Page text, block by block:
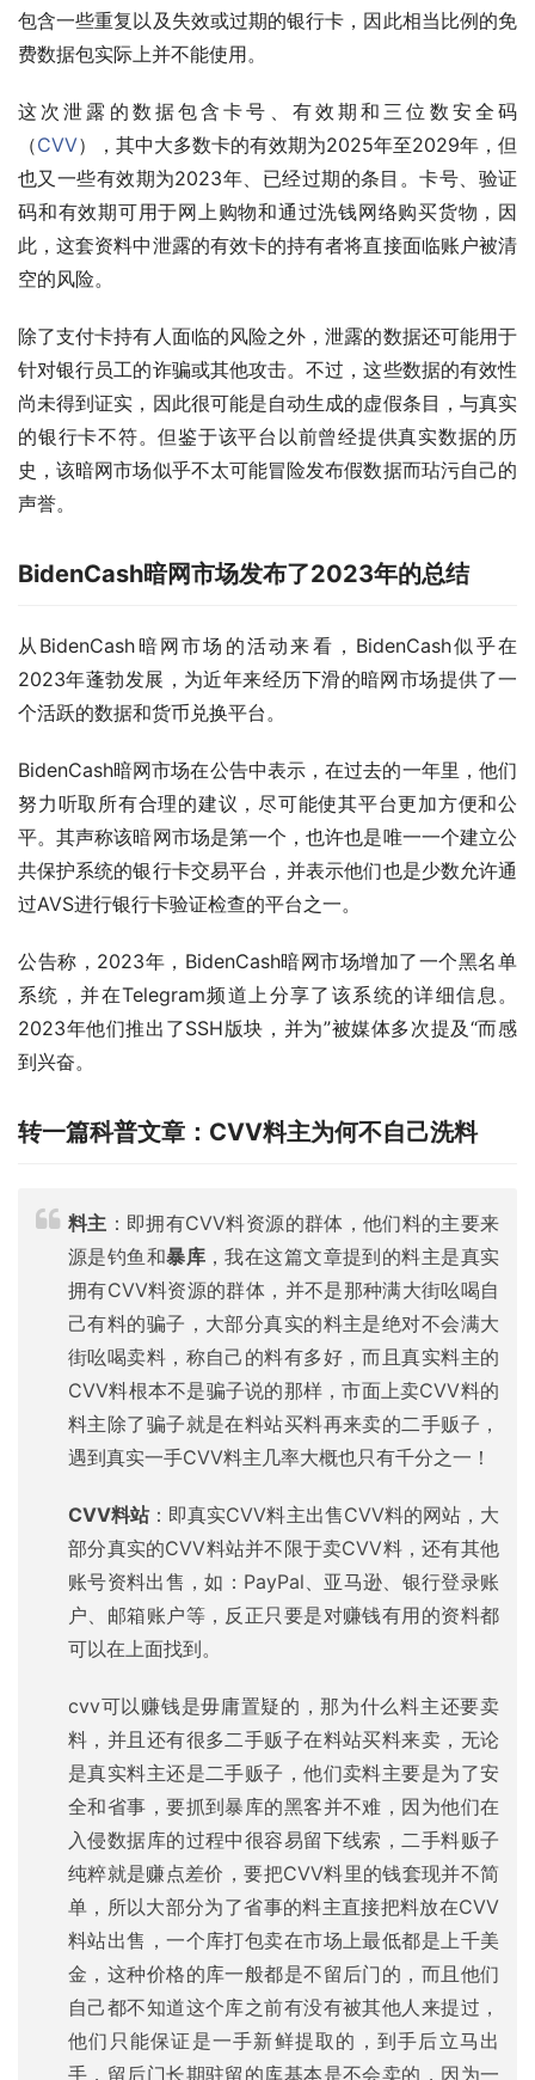
包含一些重复以及失效或过期的银行卡，因此相当比例的免
费数据包实际上并不能使用。
这次泄露的数据包含卡号、有效期和三位数安全码
（CVV），其中大多数卡的有效期为2025年至2029年，但
也又一些有效期为2023年、已经过期的条目。卡号、验证
码和有效期可用于网上购物和通过洗钱网络购买货物，因
此，这套资料中泄露的有效卡的持有者将直接面临账户被清
空的风险。
除了支付卡持有人面临的风险之外，泄露的数据还可能用于
针对银行员工的诈骗或其他攻击。不过，这些数据的有效性
尚未得到证实，因此很可能是自动生成的虚假条目，与真实
的银行卡不符。但鉴于该平台以前曾经提供真实数据的历
史，该暗网市场似乎不太可能冒险发布假数据而玷污自己的
声誉。
BidenCash暗网市场发布了2023年的总结
从BidenCash暗网市场的活动来看，BidenCash似乎在
2023年蓬勃发展，为近年来经历下滑的暗网市场提供了一
个活跃的数据和货币兑换平台。
BidenCash暗网市场在公告中表示，在过去的一年里，他们
努力听取所有合理的建议，尽可能使其平台更加方便和公
平。其声称该暗网市场是第一个，也许也是唯一一个建立公
共保护系统的银行卡交易平台，并表示他们也是少数允许通
过AVS进行银行卡验证检查的平台之一。
公告称，2023年，BidenCash暗网市场增加了一个黑名单
系统，并在Telegram频道上分享了该系统的详细信息。
2023年他们推出了SSH版块，并为”被媒体多次提及“而感
到兴奋。
转一篇科普文章：CVV料主为何不自己洗料
料主 ：即拥有CVV料资源的群体，他们料的主要来
源是钓鱼和暴库 ，我在这篇文章提到的料主是真实
拥有CVV料资源的群体，并不是那种满大街吆喝自
己有料的骗子，大部分真实的料主是绝对不会满大
街吆喝卖料，称自己的料有多好，而且真实料主的
CVV料根本不是骗子说的那样，市面上卖CVV料的
料主除了骗子就是在料站买料再来卖的二手贩子，
遇到真实一手CVV料主几率大概也只有千分之一！
CVV料站：即真实CVV料主出售CVV料的网站，大
部分真实的CVV料站并不限于卖CVV料，还有其他
账号资料出售，如：PayPal、亚马逊、银行登录账
户、邮箱账户等，反正只要是对赚钱有用的资料都
可以在上面找到。
cvv可以赚钱是毋庸置疑的，那为什么料主还要卖
料，并且还有很多二手贩子在料站买料来卖，无论
是真实料主还是二手贩子，他们卖料主要是为了安
全和省事，要抓到暴库的黑客并不难，因为他们在
入侵数据库的过程中很容易留下线索，二手料贩子
纯粹就是赚点差价，要把CVV料里的钱套现并不简
单，所以大部分为了省事的料主直接把料放在CVV
料站出售，一个库打包卖在市场上最低都是上千美
金，这种价格的库一般都是不留后门的，而且他们
自己都不知道这个库之前有没有被其他人来提过，
他们只能保证是一手新鲜提取的，到手后立马出
手，留后门长期驻留的库基本是不会卖的，因为一